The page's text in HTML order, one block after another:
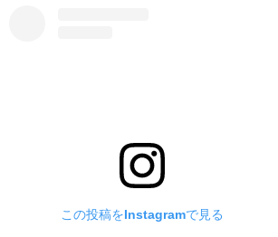
この投稿をInstagramで見る